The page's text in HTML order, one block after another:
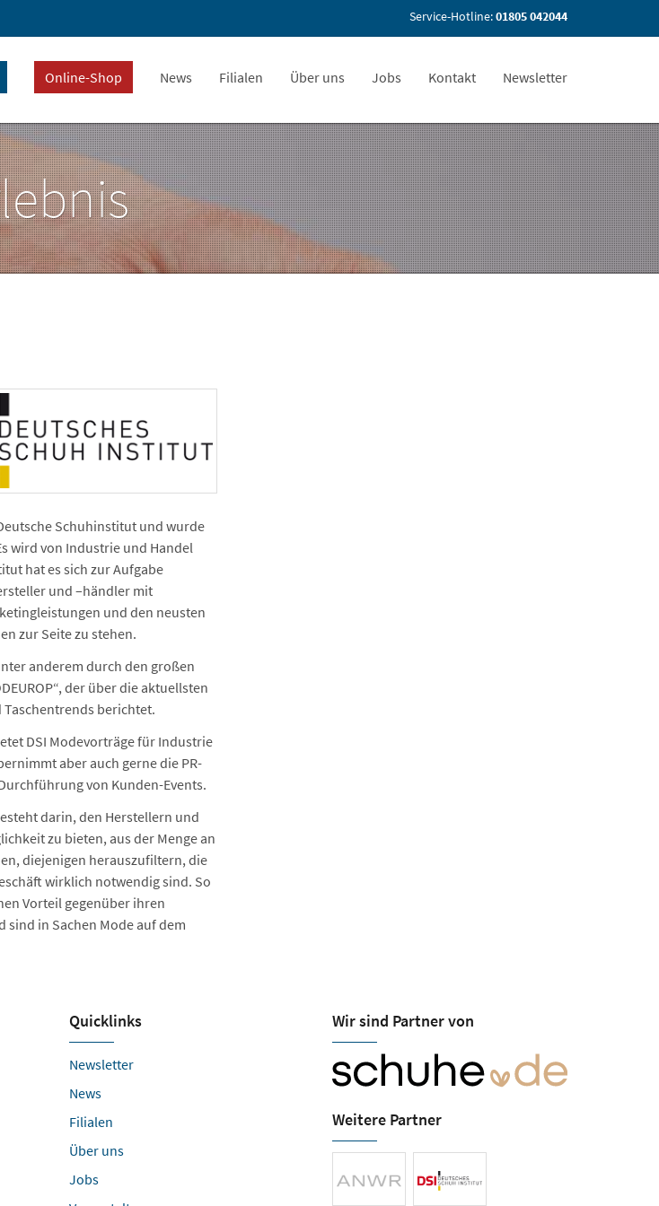
Service-Hotline:01805 042044
Online-Shop News Filialen Über uns Jobs Kontakt Newsletter
Schuhinstitut und wurde
wird von Industrie und Handel
hat es sich zur Aufgabe
und –händler mit
und den neusten
zur Seite zu stehen.
anderem durch den großen
der über die aktuellsten
Taschentrends berichtet.
DSI Modevorträge für Industrie
aber auch gerne die PR-
von Kunden-Events.
darin, den Herstellern und
zu bieten, aus der Menge an
diejenigen herauszufiltern, die
wirklich notwendig sind. So
Vorteil gegenüber ihren
sind in Sachen Mode auf dem
Heinrich - ...das-
schuherlebnis.de
24105 Kiel
+49 (431) 5791028
holtenauer@schuhheinrich.de
Öffnungszeiten
Mo-Fr 10:00-19:00
Heinrich -
Quicklinks
Newsletter
News
Filialen
Über uns
Jobs
Wir sind Partner von
Weitere Partner